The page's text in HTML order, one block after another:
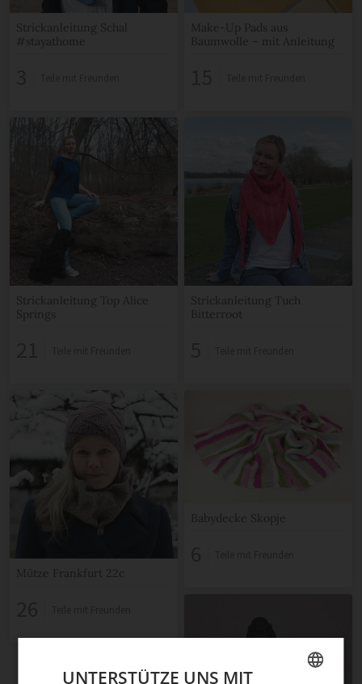
Strickanleitung Schal
#stayathome
Make-Up Pads aus
Baumwolle – mit Anleitung
Strickanleitung Top Alice
Springs
Strickanleitung Tuch
Bitterroot
Mütze Frankfurt 22c
Babydecke Skopje
UNTERSTÜTZE UNS MIT